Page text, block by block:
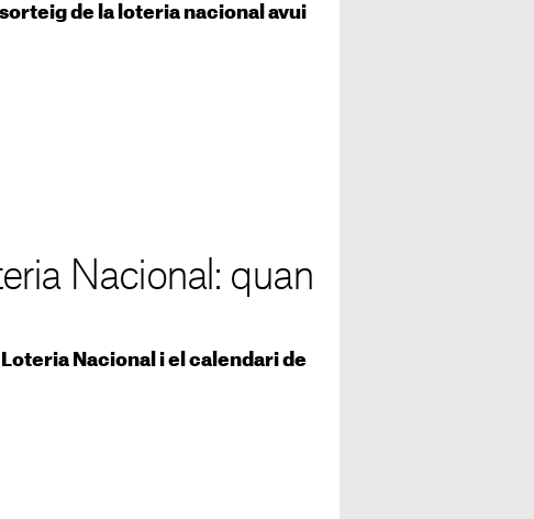
de la loteria nacional avui
Nacional: quan
Nacional i el calendari de